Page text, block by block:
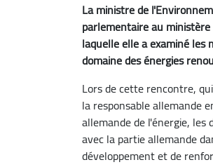
La ministre de
parlementaire au
laquelle elle a examiné
domaine des énergies
Lors de cette rencontre,
la responsable allemande
allemande de l'énergie,
avec la partie allemande
développement et de